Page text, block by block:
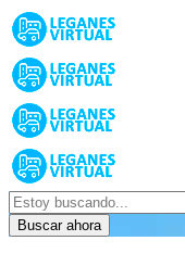
Buscar ahora